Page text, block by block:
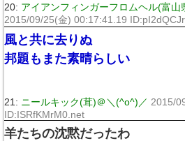
20: アイアンフィンガーフロムヘル(富山
2015/09/25(金) 00:17:41.19
風と共に去りぬ
邦題もまた素晴らしい
21: ニールキック(茸)＠＼(^o^)／ 2015/
ID:ISRfKMrM0.net
羊たちの沈黙だったわ